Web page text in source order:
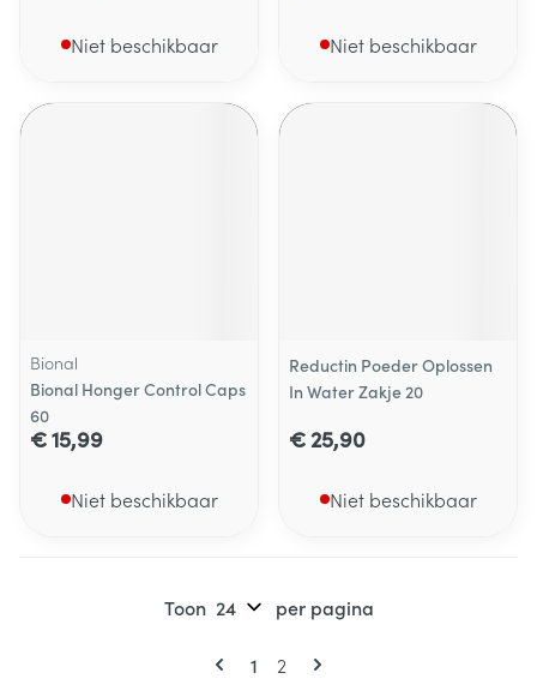
Niet beschikbaar Niet beschikbaar
Bional
Bional Honger Control Caps
60
€ 15,99
Niet beschikbaar
Reductin Poeder Oplossen
In Water Zakje 20
€ 25,90
Niet beschikbaar
Pagina's
U lees momenteel pagina
1 Pagina
2
Toon per pagina